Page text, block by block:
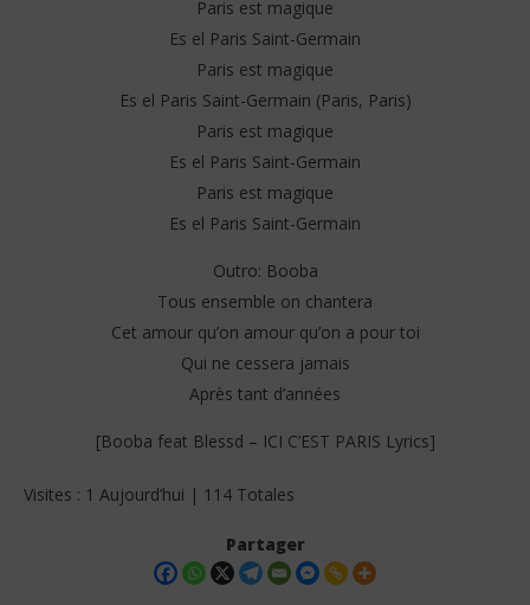
Paris est magique
Es el Paris Saint-Germain
Paris est magique
Es el Paris Saint-Germain (Paris, Paris)
Paris est magique
Es el Paris Saint-Germain
Paris est magique
Es el Paris Saint-Germain
Outro: Booba
Tous ensemble on chantera
Cet amour qu’on amour qu’on a pour toi
Qui ne cessera jamais
Après tant d’années
[Booba feat Blessd – ICI C’EST PARIS Lyrics]
Visites : 1 Aujourd’hui | 114 Totales
Partager